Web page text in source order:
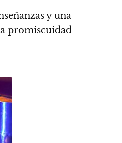
y una
promiscuidad